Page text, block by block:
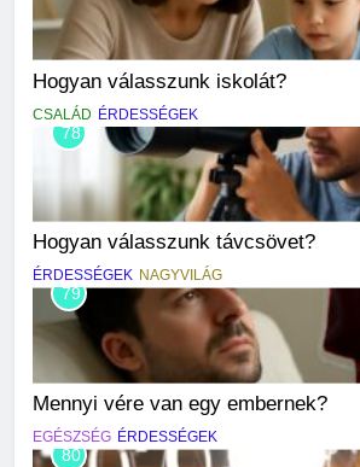
Hogyan válasszunk iskolát?
CSALÁD ÉRDESSÉGEK
78
Hogyan válasszunk távcsövet?
ÉRDESSÉGEK NAGYVILÁG
79
Mennyi vére van egy embernek?
EGÉSZSÉG ÉRDESSÉGEK
80